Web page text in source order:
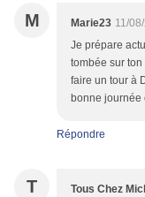
M Marie23 11/
Je prépare
tombée sur ton
faire un tour à
bonne journée
Répondre
T Tous Chez